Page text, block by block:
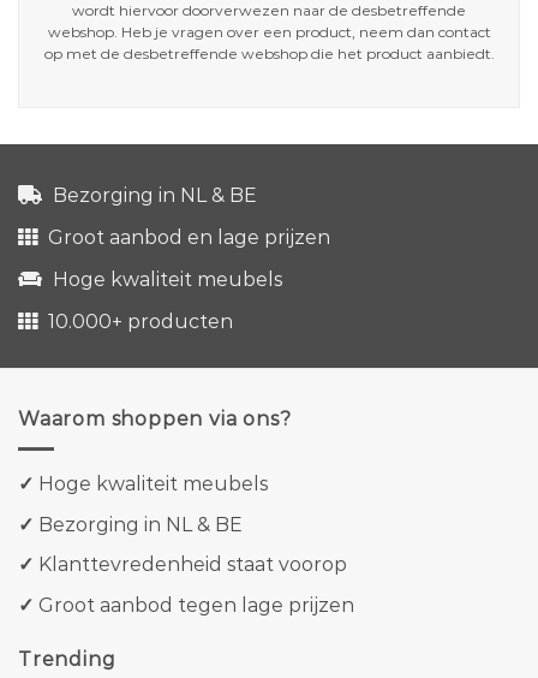
wordt hiervoor doorverwezen naar de desbetreffende
webshop. Heb je vragen over een product, neem dan contact
op met de desbetreffende webshop die het product aanbiedt.
Bezorging in NL & BE
Groot aanbod en lage prijzen
Hoge kwaliteit meubels
10.000+ producten
Waarom shoppen via ons?
✓ Hoge kwaliteit meubels
✓ Bezorging in NL & BE
✓ Klanttevredenheid staat voorop
✓ Groot aanbod tegen lage prijzen
Trending